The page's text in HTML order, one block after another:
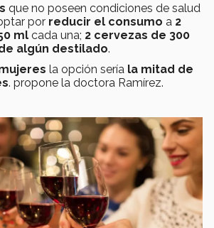
que no poseen condiciones de salud
por reducir el consumo a 2
ml cada una; 2 cervezas de 300
algún destilado.
la opción sería la mitad de
. propone la doctora Ramírez.